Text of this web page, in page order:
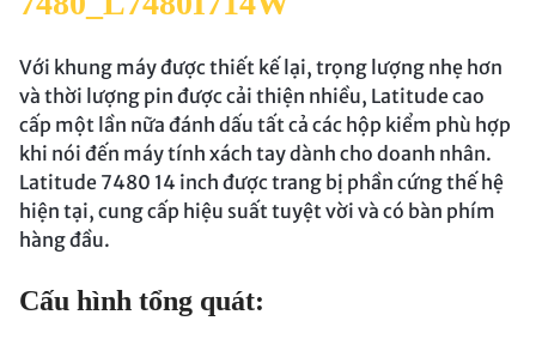
Với khung máy được thiết kế lại, trọng lượng nhẹ hơn
và thời lượng pin được cải thiện nhiều, Latitude cao
cấp một lần nữa đánh dấu tất cả các hộp kiểm phù hợp
khi nói đến máy tính xách tay dành cho doanh nhân.
Latitude 7480 14 inch được trang bị phần cứng thế hệ
hiện tại, cung cấp hiệu suất tuyệt vời và có bàn phím
hàng đầu.
Cấu hình tổng quát: